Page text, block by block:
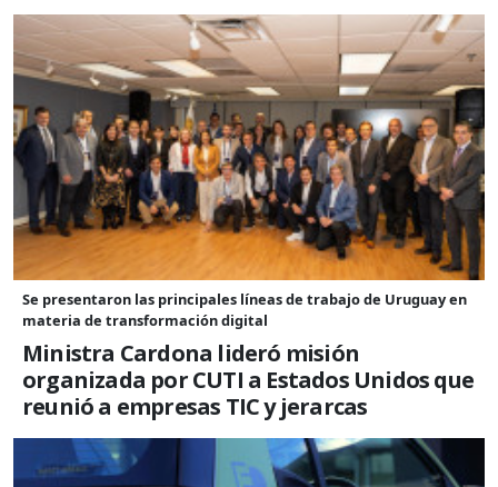
Se presentaron las principales líneas de trabajo de Uruguay en
materia de transformación digital
Ministra Cardona lideró misión
organizada por CUTI a Estados Unidos que
reunió a empresas TIC y jerarcas